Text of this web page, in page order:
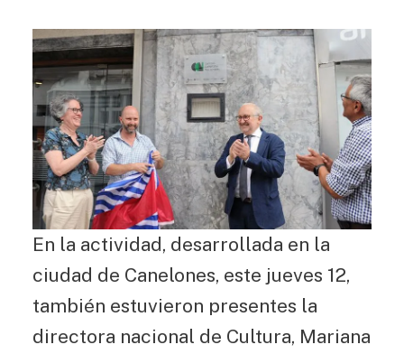
En la actividad, desarrollada en la
ciudad de Canelones, este jueves 12,
también estuvieron presentes la
directora nacional de Cultura, Mariana